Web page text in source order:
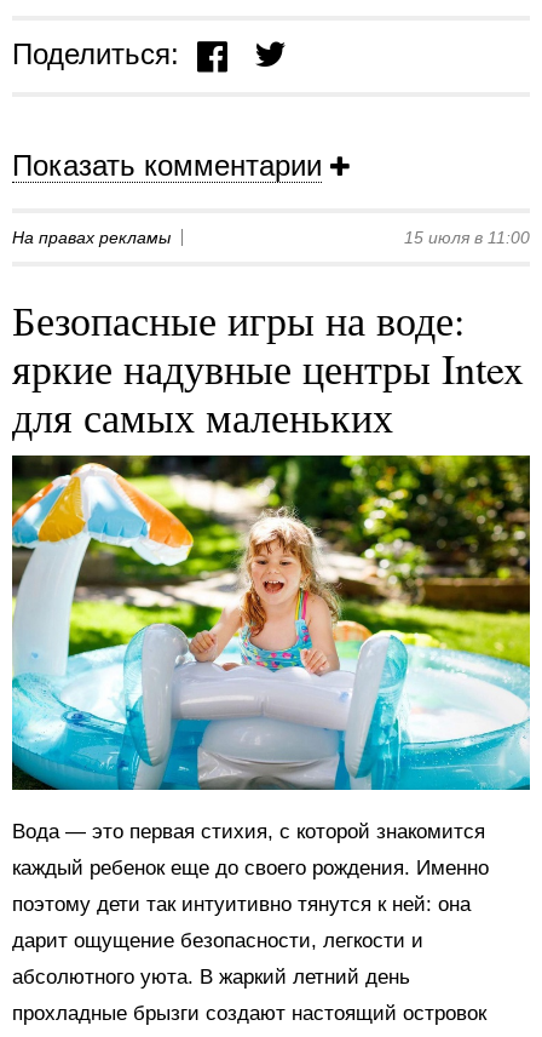
Поделиться:
Показать комментарии
На правах рекламы 15 июля в 11:00
Безопасные игры на воде:
яркие надувные центры Intex
для самых маленьких
Вода — это первая стихия, с которой знакомится
каждый ребенок еще до своего рождения. Именно
поэтому дети так интуитивно тянутся к ней: она
дарит ощущение безопасности, легкости и
абсолютного уюта. В жаркий летний день
прохладные брызги создают настоящий островок